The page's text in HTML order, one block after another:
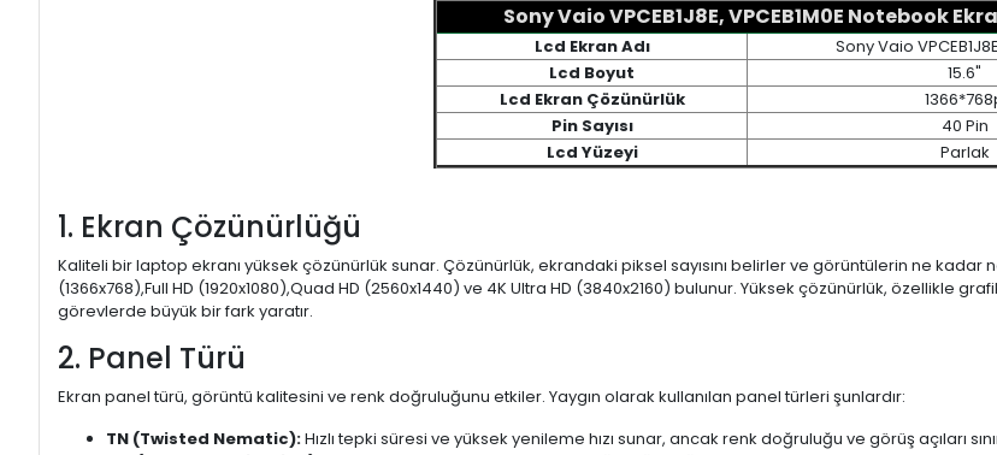
Sony Vaio VPCEB1J8E, VPCEB1M0E Notebook
Lcd Ekran Adı
Sony Vaio
Lcd Boyut
15.6"
Lcd Ekran Çözünürlük
Pin Sayısı
40 Pin
Lcd Yüzeyi
Parlak
1. Ekran Çözünürlüğü
Kaliteli bir laptop ekranı yüksek çözünürlük sunar. Çözünürlük, ekrandaki piksel sayısını belirler ve görüntülerin ne kadar
(1366x768),Full HD (1920x1080),Quad HD (2560x1440) ve 4K Ultra HD (3840x2160) bulunur. Yüksek çözünürlük, özellikle
görevlerde büyük bir fark yaratır.
2. Panel Türü
Ekran panel türü, görüntü kalitesini ve renk doğruluğunu etkiler. Yaygın olarak kullanılan panel türleri şunlardır:
TN (Twisted Nematic):Hızlı tepki süresi ve yüksek yenileme hızı sunar, ancak renk doğruluğu ve görüş açıları